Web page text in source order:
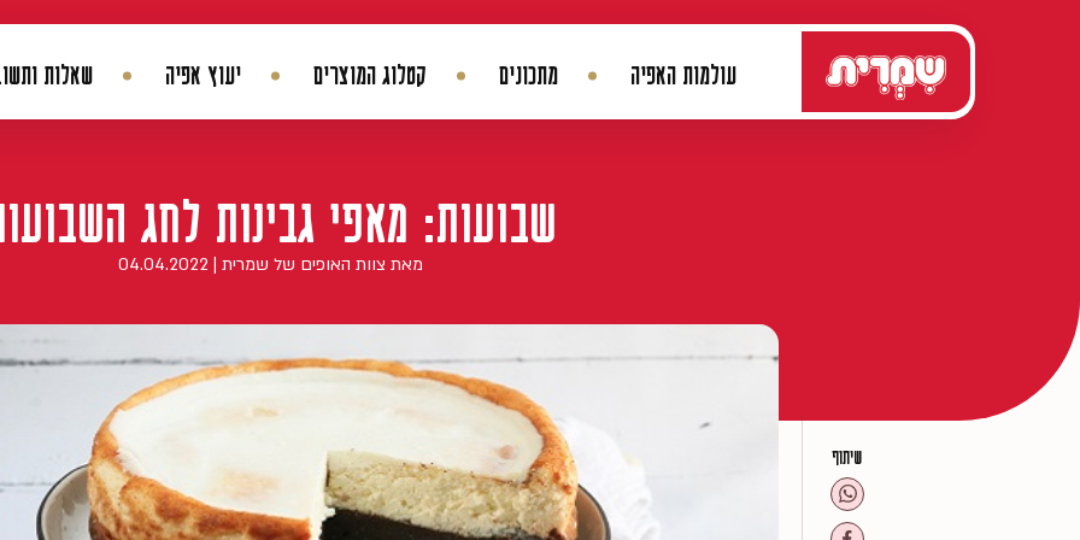
ניווט ראשי עולמות האפיה מתכונים קטלוג המוצרים יעוץ אפיה שאלות
שבועות: מאפי גבינות לחג
מאת צוות האופים של שמרית | 04.04.2022
שיתוף